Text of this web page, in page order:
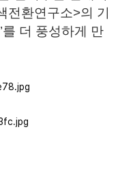
전환연구소>의 기
를 더 풍성하게 만